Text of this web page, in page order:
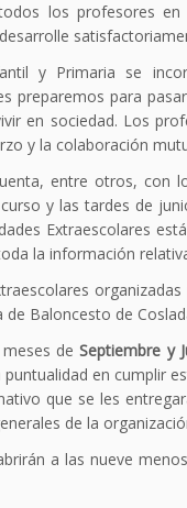
los profesores
y Primaria se
preparemos para
en sociedad. Los
y la colaboración
entre otros, con
y las tardes de
Extraescolares
la información
de Baloncesto de
deSeptiembre y
puntualidad en cumplir
que se les
de la
a las nueve